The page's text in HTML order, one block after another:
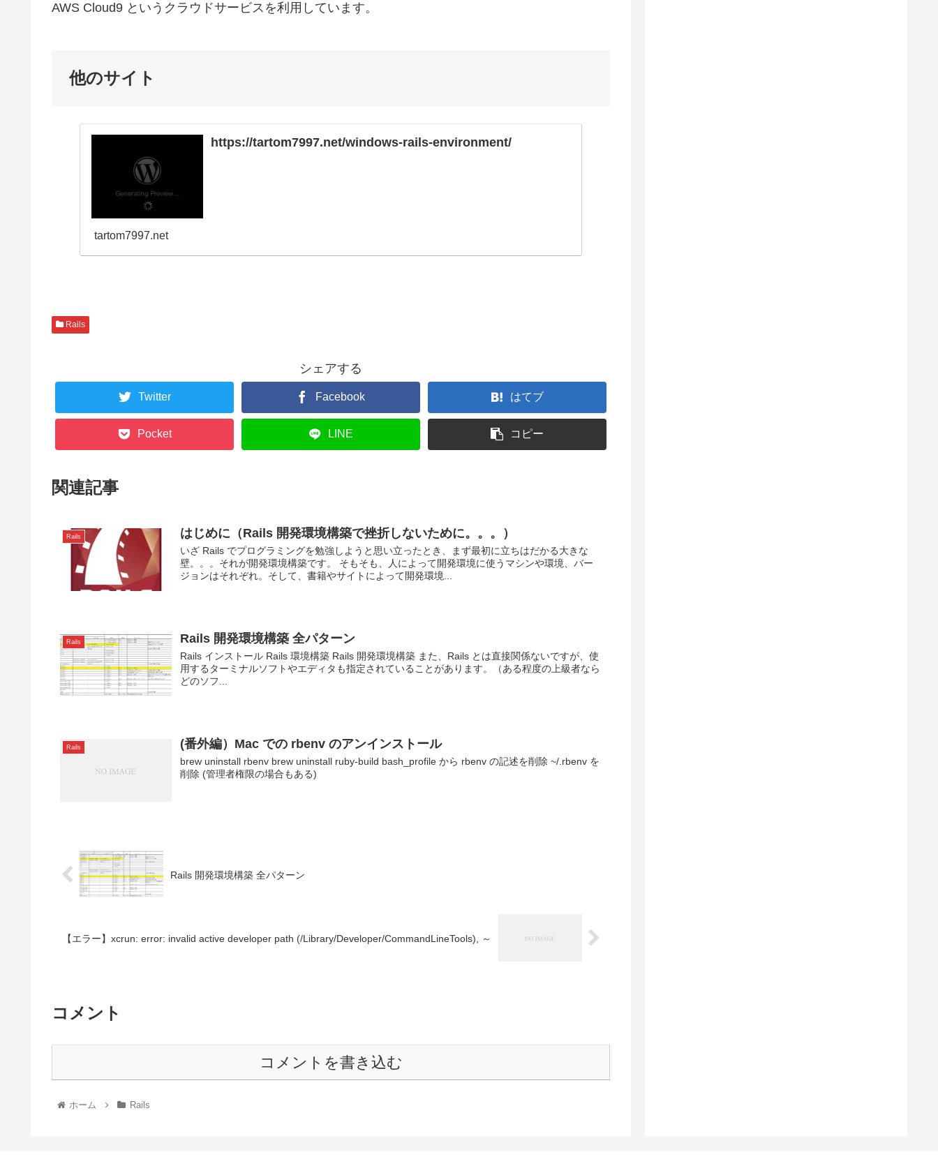
AWS Cloud9 というクラウドサービスを利用しています。
他のサイト
https://tartom7997.net/windows-rails-environment/
tartom7997.net
Rails
シェアする
Twitter Facebook はてブ
Pocket LINE コピー
関連記事
Rails はじめに（Rails 開発環境構築で挫折しないために。。。）
いざ Rails でプログラミングを勉強しようと思い立ったとき、まず最初に立ちはだかる大きな
壁。。。それが開発環境構築です。 そもそも、人によって開発環境に使うマシンや環境、バー
ジョンはそれぞれ。そして、書籍やサイトによって開発環境...
Rails Rails 開発環境構築 全パターン
Rails インストール Rails 環境構築 Rails 開発環境構築 また、Rails とは直接関係ないですが、使
用するターミナルソフトやエディタも指定されていることがあります。（ある程度の上級者なら
どのソフ...
Rails (番外編）Mac での rbenv のアンインストール
brew uninstall rbenv brew uninstall ruby-build bash_profile から rbenv の記述を削除 ~/.rbenv を
削除 (管理者権限の場合もある)
Rails 開発環境構築 全パターン
【エラー】xcrun: error: invalid active developer path (/Library/Developer/CommandLineTools), ～
コメント
コメントを書き込む
ホーム Rails